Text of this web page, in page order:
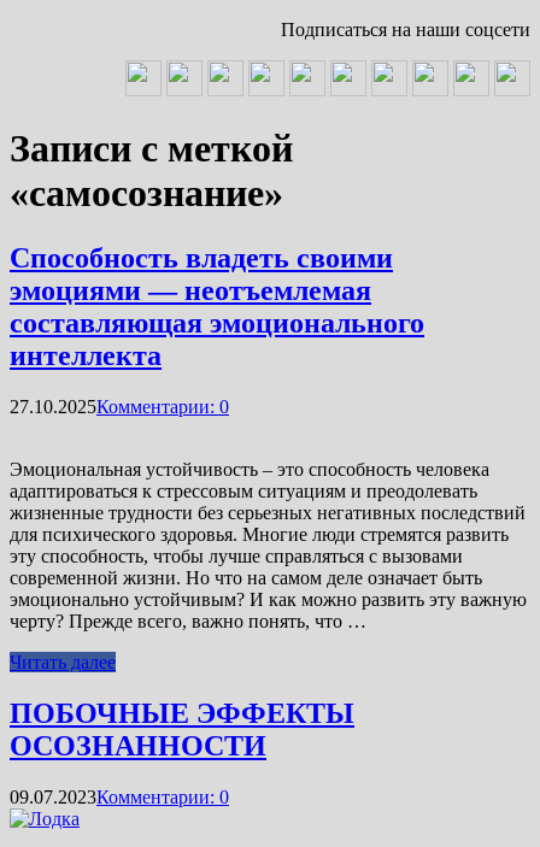
Подписаться на наши соцсети
Записи с меткой
«самосознание»
Способность владеть своими
эмоциями — неотъемлемая
составляющая эмоционального
интеллекта
27.10.2025Комментарии: 0
Эмоциональная устойчивость – это способность человека
адаптироваться к стрессовым ситуациям и преодолевать
жизненные трудности без серьезных негативных последствий
для психического здоровья. Многие люди стремятся развить
эту способность, чтобы лучше справляться с вызовами
современной жизни. Но что на самом деле означает быть
эмоционально устойчивым? И как можно развить эту важную
черту? Прежде всего, важно понять, что …
Читать далее
ПОБОЧНЫЕ ЭФФЕКТЫ
ОСОЗНАННОСТИ
09.07.2023Комментарии: 0